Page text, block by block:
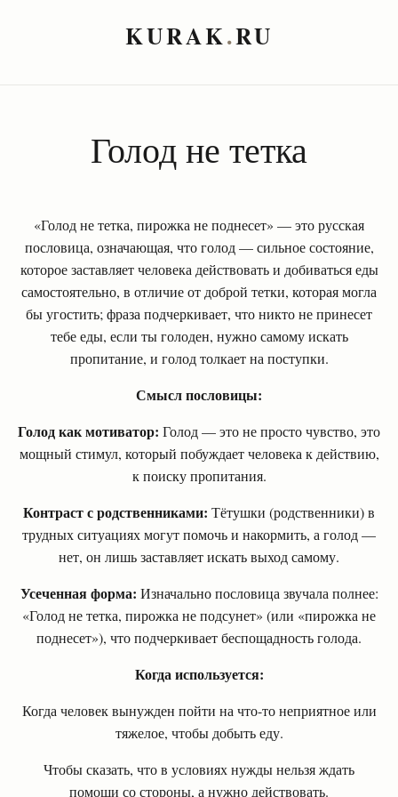
KURAK.RU
Голод не тетка
«Голод не тетка, пирожка не поднесет» — это русская
пословица, означающая, что голод — сильное состояние,
которое заставляет человека действовать и добиваться еды
самостоятельно, в отличие от доброй тетки, которая могла
бы угостить; фраза подчеркивает, что никто не принесет
тебе еды, если ты голоден, нужно самому искать
пропитание, и голод толкает на поступки.
Смысл пословицы:
Голод как мотиватор: Голод — это не просто чувство, это
мощный стимул, который побуждает человека к действию,
к поиску пропитания.
Контраст с родственниками: Тётушки (родственники) в
трудных ситуациях могут помочь и накормить, а голод —
нет, он лишь заставляет искать выход самому.
Усеченная форма: Изначально пословица звучала полнее:
«Голод не тетка, пирожка не подсунет» (или «пирожка не
поднесет»), что подчеркивает беспощадность голода.
Когда используется:
Когда человек вынужден пойти на что-то неприятное или
тяжелое, чтобы добыть еду.
Чтобы сказать, что в условиях нужды нельзя ждать
помощи со стороны, а нужно действовать.